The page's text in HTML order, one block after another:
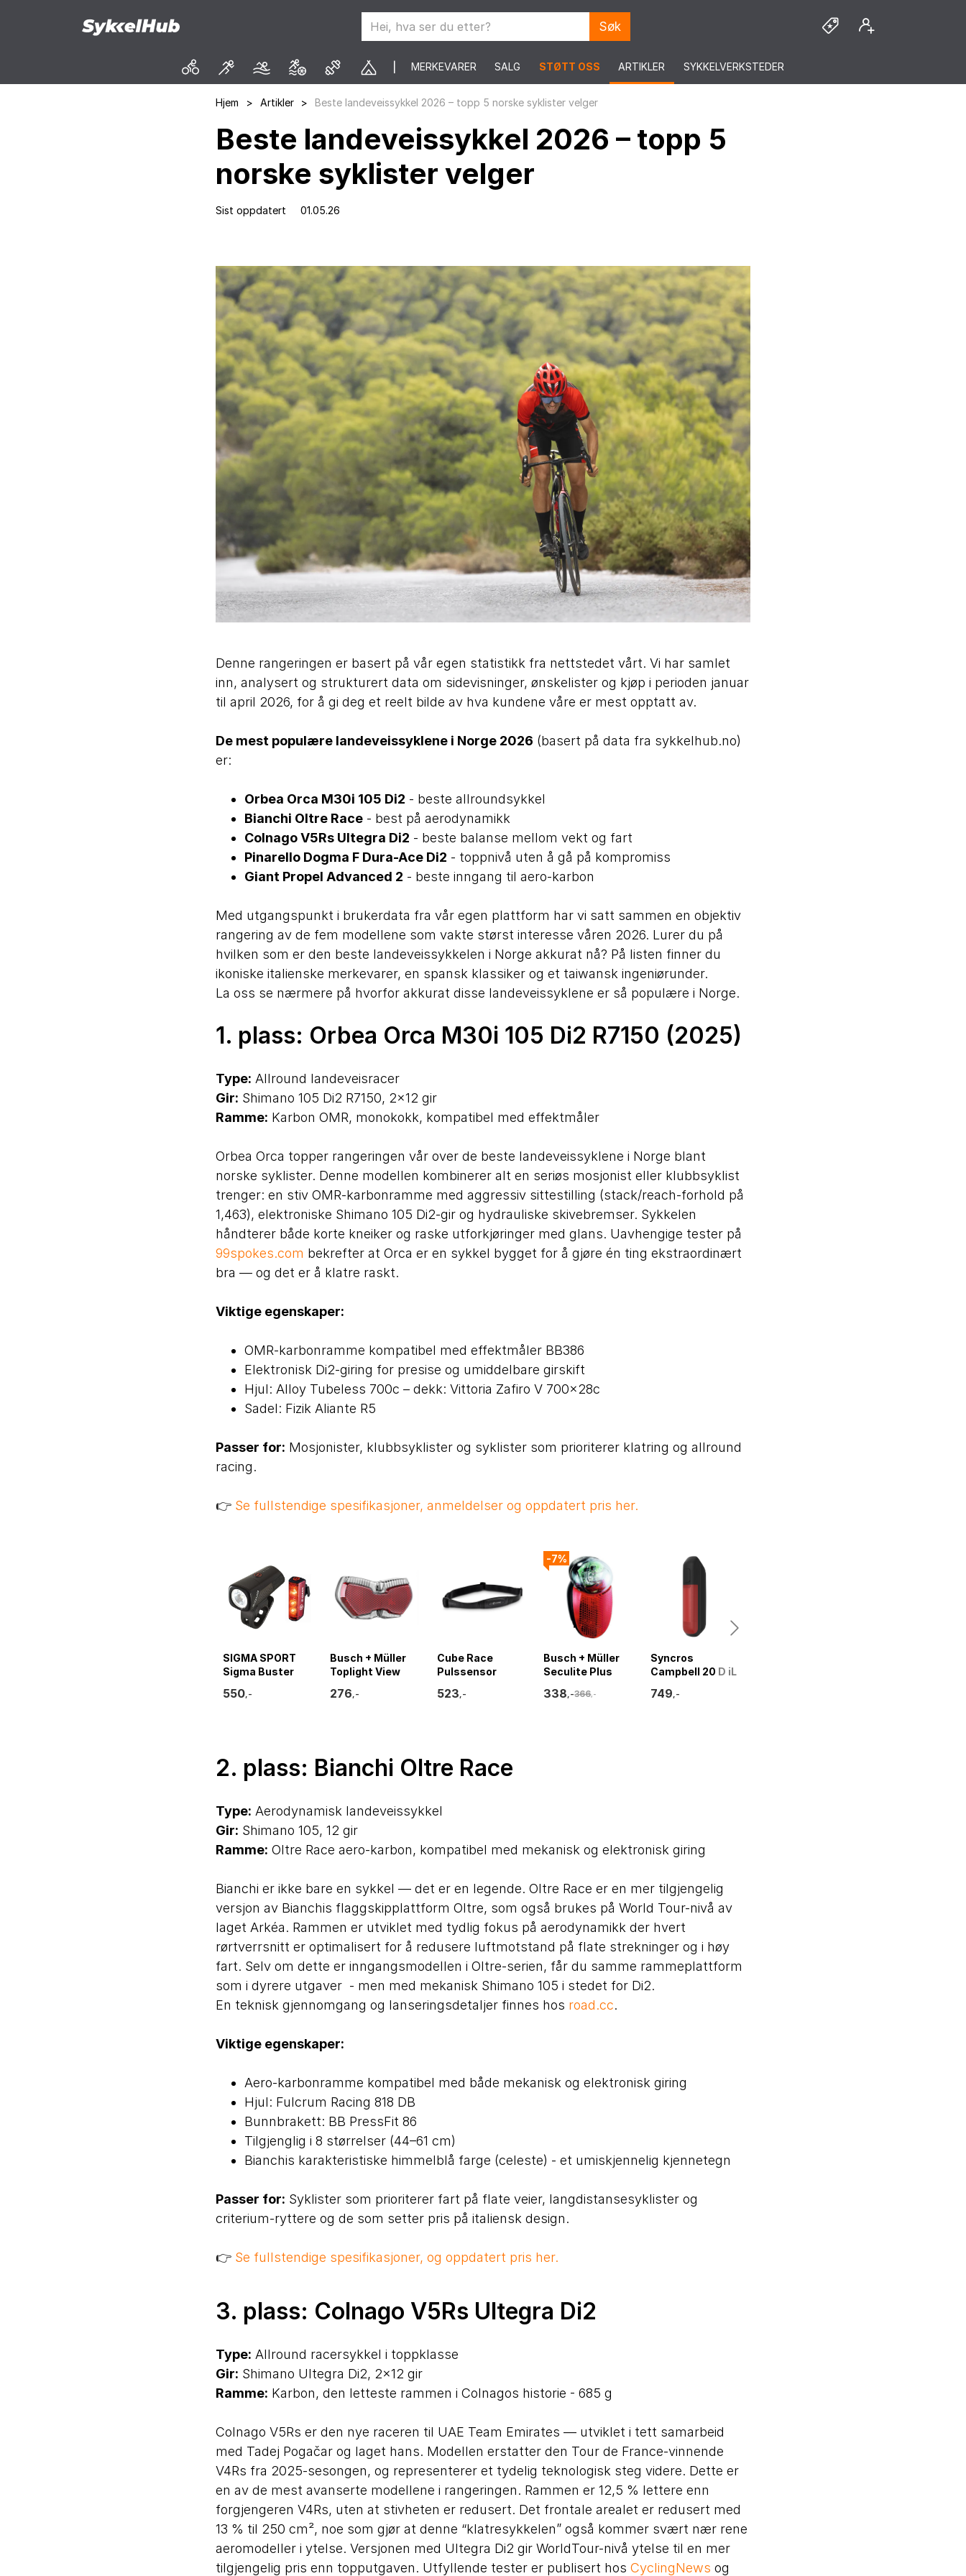
Søk
MERKEVARER SALG STØTT OSS ARTIKLER SYKKELVERKSTEDER
Hjem > Artikler > Beste landeveissykkel 2026 – topp 5 norske syklister velger
Beste landeveissykkel 2026 – topp 5
norske syklister velger
Sist oppdatert 01.05.26
Denne rangeringen er basert på vår egen statistikk fra nettstedet vårt. Vi har samlet
inn, analysert og strukturert data om sidevisninger, ønskelister og kjøp i perioden januar
til april 2026, for å gi deg et reelt bilde av hva kundene våre er mest opptatt av.
De mest populære landeveissyklene i Norge 2026 (basert på data fra sykkelhub.no)
er:
Orbea Orca M30i 105 Di2 - beste allroundsykkel
Bianchi Oltre Race - best på aerodynamikk
Colnago V5Rs Ultegra Di2 - beste balanse mellom vekt og fart
Pinarello Dogma F Dura-Ace Di2 - toppnivå uten å gå på kompromiss
Giant Propel Advanced 2 - beste inngang til aero-karbon
Med utgangspunkt i brukerdata fra vår egen plattform har vi satt sammen en objektiv
rangering av de fem modellene som vakte størst interesse våren 2026. Lurer du på
hvilken som er den beste landeveissykkelen i Norge akkurat nå? På listen finner du
ikoniske italienske merkevarer, en spansk klassiker og et taiwansk ingeniørunder.
La oss se nærmere på hvorfor akkurat disse landeveissyklene er så populære i Norge.
1. plass: Orbea Orca M30i 105 Di2 R7150 (2025)
Type: Allround landeveisracer
Gir: Shimano 105 Di2 R7150, 2×12 gir
Ramme: Karbon OMR, monokokk, kompatibel med effektmåler
Orbea Orca topper rangeringen vår over de beste landeveissyklene i Norge blant
norske syklister. Denne modellen kombinerer alt en seriøs mosjonist eller klubbsyklist
trenger: en stiv OMR-karbonramme med aggressiv sittestilling (stack/reach-forhold på
1,463), elektroniske Shimano 105 Di2-gir og hydrauliske skivebremser. Sykkelen
håndterer både korte kneiker og raske utforkjøringer med glans. Uavhengige tester på
99spokes.com bekrefter at Orca er en sykkel bygget for å gjøre én ting ekstraordinært
bra — og det er å klatre raskt.
Viktige egenskaper:
OMR-karbonramme kompatibel med effektmåler BB386
Elektronisk Di2-giring for presise og umiddelbare girskift
Hjul: Alloy Tubeless 700c – dekk: Vittoria Zafiro V 700×28c
Sadel: Fizik Aliante R5
Passer for: Mosjonister, klubbsyklister og syklister som prioriterer klatring og allround
racing.
👉 Se fullstendige spesifikasjoner, anmeldelser og oppdatert pris her.
SIGMA SPORT
Sigma Buster
Lyktesett
550,-
Busch + Müller
Toplight View
Baklys
276,-
Cube Race
Pulssensor
523,-
-7%
Busch + Müller
Seculite Plus
338,-366,-
Syncros
Campbell 20 D iL
749,-
2. plass: Bianchi Oltre Race
Type: Aerodynamisk landeveissykkel
Gir: Shimano 105, 12 gir
Ramme: Oltre Race aero-karbon, kompatibel med mekanisk og elektronisk giring
Bianchi er ikke bare en sykkel — det er en legende. Oltre Race er en mer tilgjengelig
versjon av Bianchis flaggskipplattform Oltre, som også brukes på World Tour-nivå av
laget Arkéa. Rammen er utviklet med tydlig fokus på aerodynamikk der hvert
rørtverrsnitt er optimalisert for å redusere luftmotstand på flate strekninger og i høy
fart. Selv om dette er inngangsmodellen i Oltre-serien, får du samme rammeplattform
som i dyrere utgaver - men med mekanisk Shimano 105 i stedet for Di2.
En teknisk gjennomgang og lanseringsdetaljer finnes hos road.cc.
Viktige egenskaper:
Aero-karbonramme kompatibel med både mekanisk og elektronisk giring
Hjul: Fulcrum Racing 818 DB
Bunnbrakett: BB PressFit 86
Tilgjenglig i 8 størrelser (44–61 cm)
Bianchis karakteristiske himmelblå farge (celeste) - et umiskjennelig kjennetegn
Passer for: Syklister som prioriterer fart på flate veier, langdistansesyklister og
criterium-ryttere og de som setter pris på italiensk design.
👉 Se fullstendige spesifikasjoner, og oppdatert pris her.
3. plass: Colnago V5Rs Ultegra Di2
Type: Allround racersykkel i toppklasse
Gir: Shimano Ultegra Di2, 2×12 gir
Ramme: Karbon, den letteste rammen i Colnagos historie - 685 g
Colnago V5Rs er den nye raceren til UAE Team Emirates — utviklet i tett samarbeid
med Tadej Pogačar og laget hans. Modellen erstatter den Tour de France-vinnende
V4Rs fra 2025-sesongen, og representerer et tydelig teknologisk steg videre. Dette er
en av de mest avanserte modellene i rangeringen. Rammen er 12,5 % lettere enn
forgjengeren V4Rs, uten at stivheten er redusert. Det frontale arealet er redusert med
13 % til 250 cm², noe som gjør at denne “klatresykkelen” også kommer svært nær rene
aeromodeller i ytelse. Versjonen med Ultegra Di2 gir WorldTour-nivå ytelse til en mer
tilgjengelig pris enn topputgaven. Utfyllende tester er publisert hos CyclingNews og